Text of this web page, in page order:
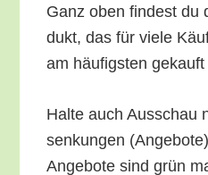
Ganz oben fin­dest
dukt, das für vie­le
am häu­figs­ten gekauft
Hal­te auch Aus­schau
sen­kun­gen
Ange­bo­te sind grün